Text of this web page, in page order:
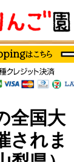
全国大
されま